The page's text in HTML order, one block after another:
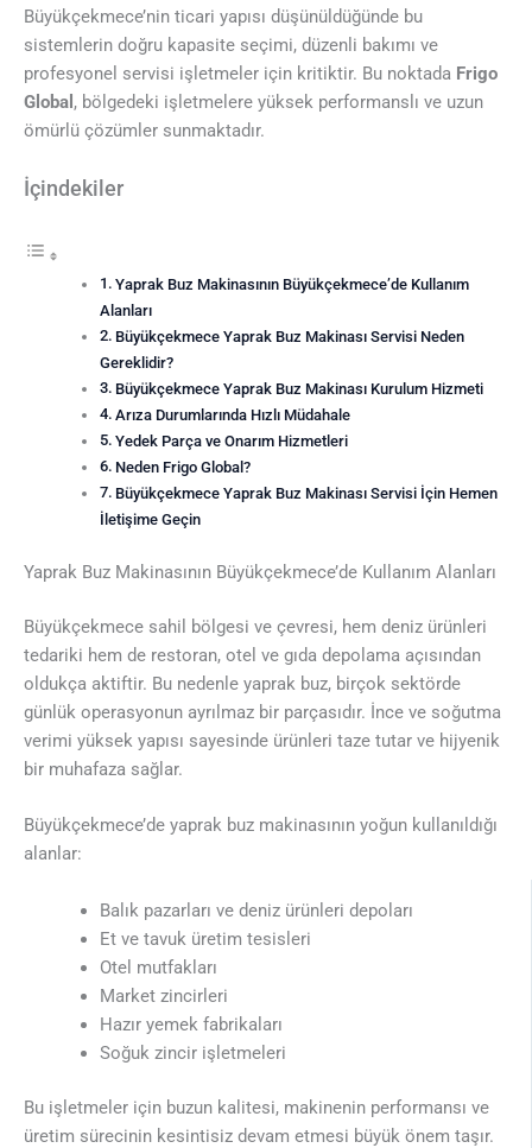
Büyükçekmece’nin ticari yapısı düşünüldüğünde bu
sistemlerin doğru kapasite seçimi, düzenli bakımı ve
profesyonel servisi işletmeler için kritiktir. Bu noktada Frigo
Global , bölgedeki işletmelere yüksek performanslı ve uzun
ömürlü çözümler sunmaktadır.
İçindekiler
Yaprak Buz Makinasının Büyükçekmece’de Kullanım
Alanları
Büyükçekmece Yaprak Buz Makinası Servisi Neden
Gereklidir?
Büyükçekmece Yaprak Buz Makinası Kurulum Hizmeti
Arıza Durumlarında Hızlı Müdahale
Yedek Parça ve Onarım Hizmetleri
Neden Frigo Global?
Büyükçekmece Yaprak Buz Makinası Servisi İçin Hemen
İletişime Geçin
Yaprak Buz Makinasının Büyükçekmece’de Kullanım Alanları
Büyükçekmece sahil bölgesi ve çevresi, hem deniz ürünleri
tedariki hem de restoran, otel ve gıda depolama açısından
oldukça aktiftir. Bu nedenle yaprak buz, birçok sektörde
günlük operasyonun ayrılmaz bir parçasıdır. İnce ve soğutma
verimi yüksek yapısı sayesinde ürünleri taze tutar ve hijyenik
bir muhafaza sağlar.
Büyükçekmece’de yaprak buz makinasının yoğun kullanıldığı
alanlar:
Balık pazarları ve deniz ürünleri depoları
Et ve tavuk üretim tesisleri
Otel mutfakları
Market zincirleri
Hazır yemek fabrikaları
Soğuk zincir işletmeleri
Bu işletmeler için buzun kalitesi, makinenin performansı ve
üretim sürecinin kesintisiz devam etmesi büyük önem taşır.